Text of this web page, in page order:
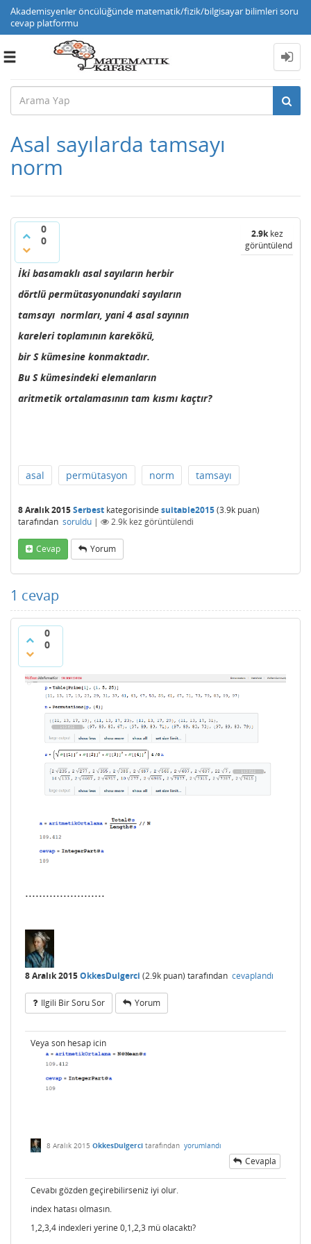
Akademisyenler öncülüğünde matematik/fizik/bilgisayar bilimleri soru
cevap platformu
Toggle
Asal sayılarda tamsayı
norm
0
0
2.9kkez
görüntülendi
İki basamaklı asal sayıların herbir
dörtlü permütasyonundaki sayıların
tamsayı normları, yani 4 asal sayının
kareleri toplamının karekökü,
bir S kümesine konmaktadır.
Bu S kümesindeki elemanların
aritmetik ortalamasının tam kısmı kaçtır?
asal permütasyon norm tamsayı
8 Aralık 2015Serbest kategorisinde suitable2015(3.9k puan)
tarafından soruldu | 2.9k kez görüntülendi
Cevap Yorum
1 cevap
0
0
.......................
8 Aralık 2015OkkesDulgerci (2.9k puan) tarafından cevaplandı
Ilgili Bir Soru Sor Yorum
Veya son hesap icin
8 Aralık 2015 OkkesDulgerci tarafından yorumlandı
Cevapla
Cevabı gözden geçirebilirseniz iyi olur.
index hatası olmasın.
1,2,3,4 indexleri yerine 0,1,2,3 mü olacaktı?